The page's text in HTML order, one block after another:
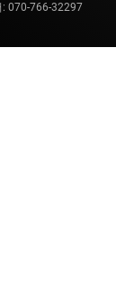
: 070-766-32297